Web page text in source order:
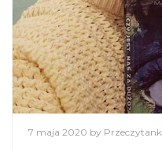
7 maja 2020 by